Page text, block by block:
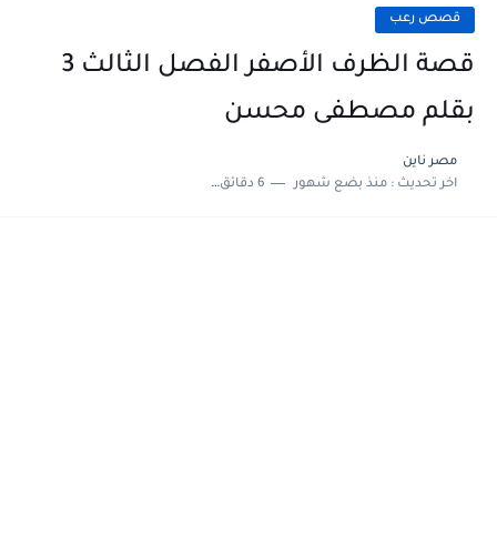
قصص رعب
قصة الظرف الأصفر الفصل الثالث 3
بقلم مصطفى محسن
مصر ناين
اخر تحديث :منذ بضع شهور 6 دقائق للقراءة